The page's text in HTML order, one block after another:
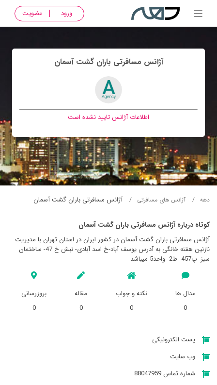
ورود عضویت
آژانس مسافرتی باران گشت آسمان
اطلاعات آژانس تایید نشده است
دهه آژانس های مسافرتی آژانس مسافرتی باران گشت آسمان
کوتاه درباره آژانس مسافرتی باران گشت آسمان
آژانس مسافرتی باران گشت آسمان در کشور ایران در استان تهران با مدیریت
نازنین هفته خانگی به آدرس یوسف آباد-خ اسد آبادی- نبش خ 47- ساختمان
سبز- پ457- ط2 -واحد5 میباشد
مدال ها
0
نکته و جواب
0
مقاله
0
بروزرسانی
0
پست الکترونیکی
وب سایت
شماره تماس 88047959